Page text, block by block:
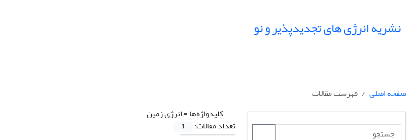
نشریه انرژی های تجدیدپذیر و نو
صفحه اصلی
فهرست مقالات
کلیدواژه‌ها =انرژی زمین
تعداد مقالات:
1